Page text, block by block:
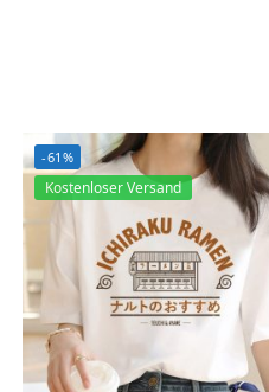
-61%
Kostenloser Versand